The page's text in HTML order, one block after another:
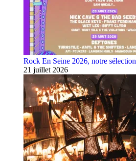
Rock En Seine 2026, notre sélection
21 juillet 2026